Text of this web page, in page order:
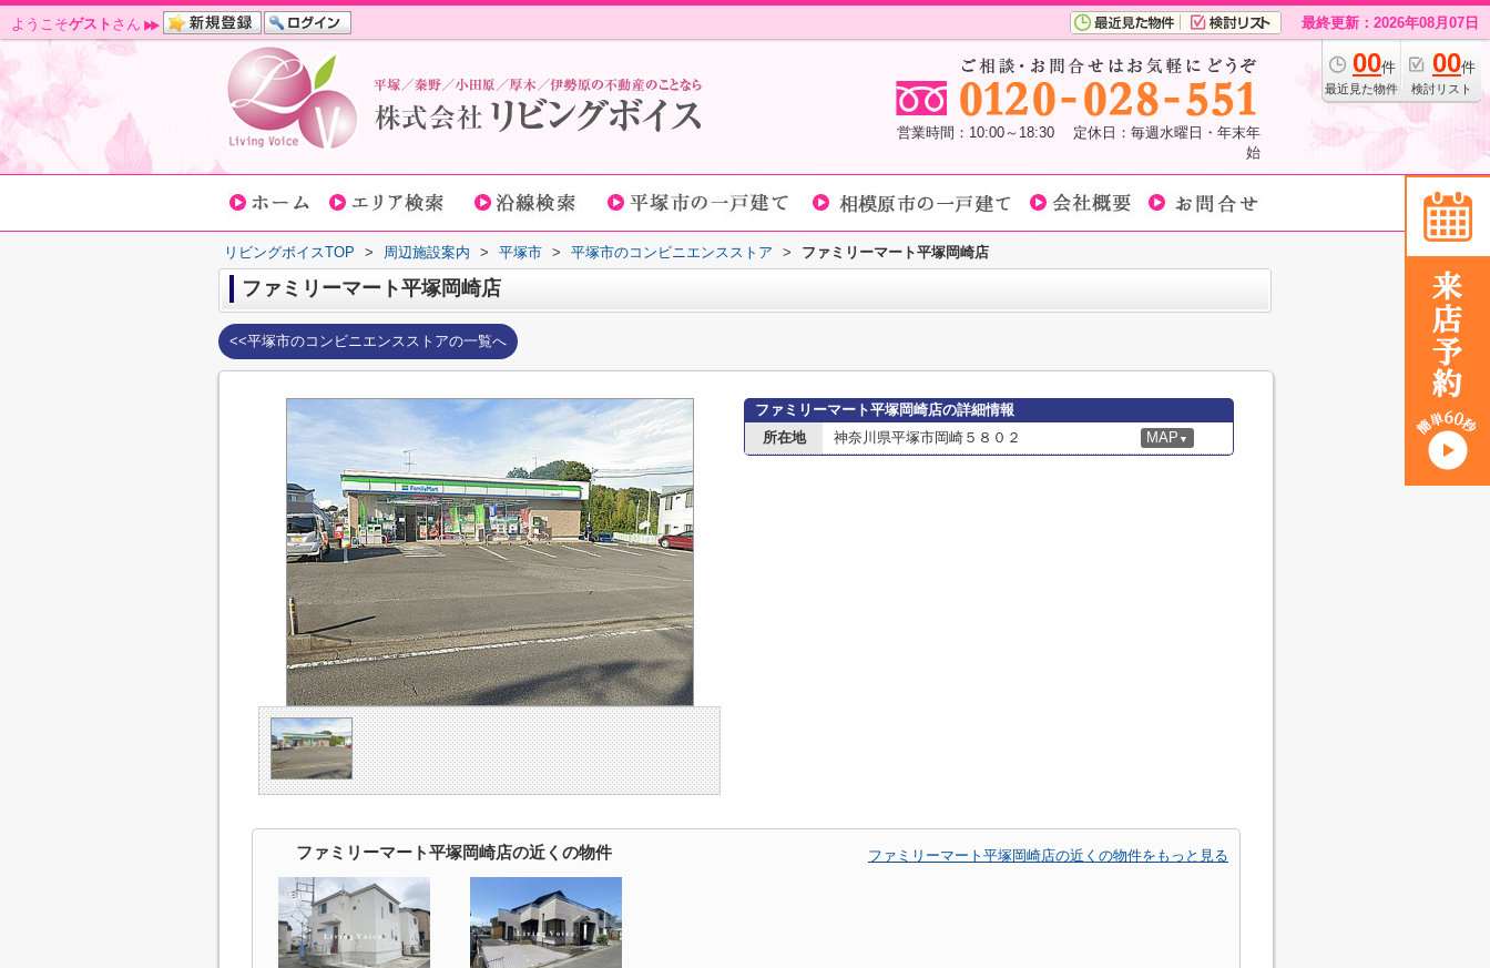
ようこそゲスト さん 最終更新：2026年08月07日
00件
最近見た物件
00件
検討リスト
営業時間：10:00～18:30 定休日：毎週水曜日・年末年
始
リビングボイスTOP > 周辺施設案内 > 平塚市 > 平塚市のコンビニエンスストア > ファミリーマート平塚岡崎店
ファミリーマート平塚岡崎店
<<平塚市のコンビニエンスストアの一覧へ
ファミリーマート平塚岡崎店の詳細情報
所在地
神奈川県平塚市岡崎５８０２ MAP ▼
ファミリーマート平塚岡崎店の近くの物件 ファミリーマート平塚岡崎店の近くの物件をもっと見る